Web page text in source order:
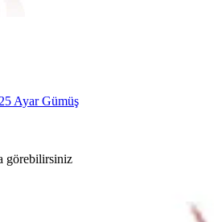
Ayar Gümüş
görebilirsiniz